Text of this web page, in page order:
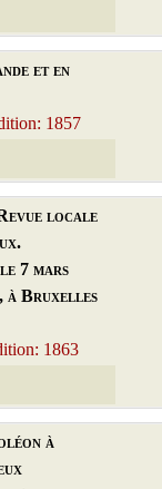
et en
1857
locale
7 mars
à Bruxelles
1863
à